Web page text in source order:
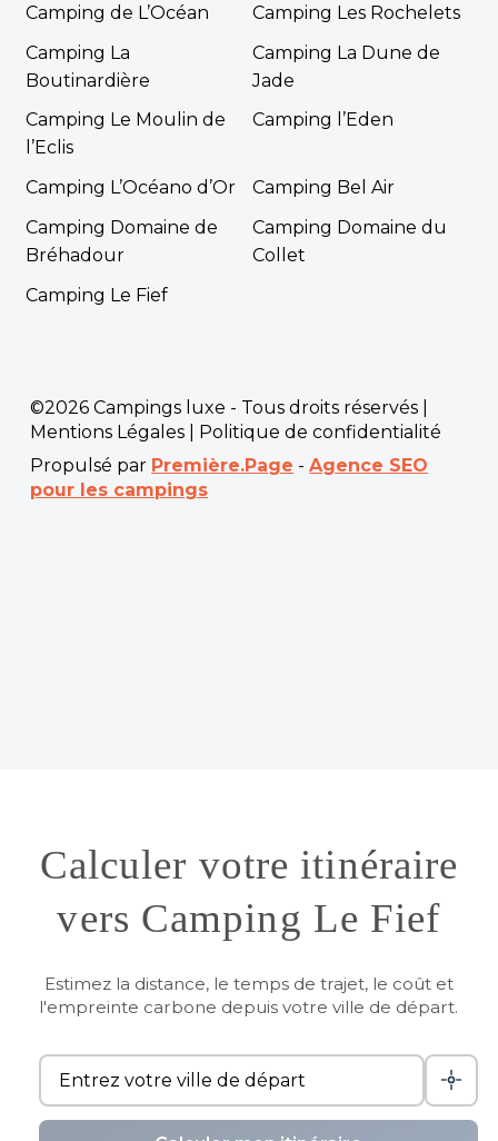
Camping de L’Océan
Camping Les Rochelets
Camping La
Boutinardière
Camping La Dune de
Jade
Camping Le Moulin de
l’Eclis
Camping l’Eden
Camping L’Océano d’Or
Camping Bel Air
Camping Domaine de
Bréhadour
Camping Domaine du
Collet
Camping Le Fief
©2026 Campings luxe - Tous droits réservés |
Mentions Légales
Politique de confidentialité
Propulsé par Première.Page -Agence SEO
pour les campings
Calculer votre itinéraire
vers Camping Le Fief
Estimez la distance, le temps de trajet, le coût et
l'empreinte carbone depuis votre ville de départ.